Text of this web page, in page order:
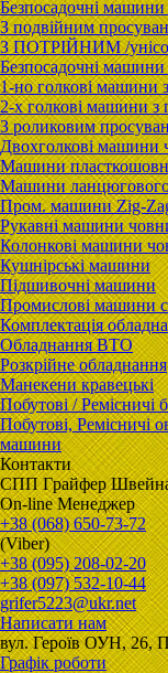
Безпосадочні
З подвійним
З ПОТРІЙНИМ /
Безпосадочні
1-но голкові машини
2-х голкові машини з
З роликовим
Двохголкові машини
Машини
Машини ланцюгового
Пром. машини Zig-
Рукавні машини
Колонкові машини
Кушнірські машини
Підшивочні машини
Промислові машини
Комплектація
Обладнання ВТО
Розкрійне обладнання
Манекени кравецькі
Побутові / Ремісничі
Побутові, Ремісничі
машини
Контакти
CПП Гpaйфep
On-line Менеджер
+38 (068) 650-73-72
(Viber)
+38 (095) 208-02-20
+38 (097) 532-10-44
grifer5223@ukr.net
Написати нам
вул. Героїв ОУН, 26,
Графік роботи